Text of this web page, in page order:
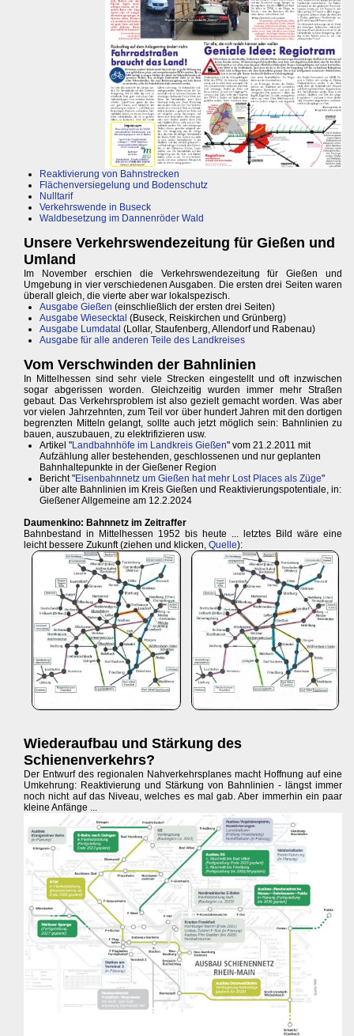
Reaktivierung von Bahnstrecken
Flächenversiegelung und Bodenschutz
Nulltarif
Verkehrswende in Buseck
Waldbesetzung im Dannenröder Wald
Unsere Verkehrswendezeitung für Gießen und
Umland
Im November erschien die Verkehrswendezeitung für Gießen und
Umgebung in vier verschiedenen Ausgaben. Die ersten drei Seiten waren
überall gleich, die vierte aber war lokalspezisch.
Ausgabe Gießen (einschließlich der ersten drei Seiten)
Ausgabe Wiesecktal (Buseck, Reiskirchen und Grünberg)
Ausgabe Lumdatal (Lollar, Staufenberg, Allendorf und Rabenau)
Ausgabe für alle anderen Teile des Landkreises
Vom Verschwinden der Bahnlinien
In Mittelhessen sind sehr viele Strecken eingestellt und oft inzwischen
sogar abgerissen worden. Gleichzeitig wurden immer mehr Straßen
gebaut. Das Verkehrsproblem ist also gezielt gemacht worden. Was aber
vor vielen Jahrzehnten, zum Teil vor über hundert Jahren mit den dortigen
begrenzten Mitteln gelangt, sollte auch jetzt möglich sein: Bahnlinien zu
bauen, auszubauen, zu elektrifizieren usw.
Artikel "Landbahnhöfe im Landkreis Gießen" vom 21.2.2011 mit
Aufzählung aller bestehenden, geschlossenen und nur geplanten
Bahnhaltepunkte in der Gießener Region
Bericht "Eisenbahnnetz um Gießen hat mehr Lost Places als Züge"
über alte Bahnlinien im Kreis Gießen und Reaktivierungspotentiale, in:
Gießener Allgemeine am 12.2.2024
Daumenkino: Bahnnetz im Zeitraffer
Bahnbestand in Mittelhessen 1952 bis heute ... letztes Bild wäre eine
leicht bessere Zukunft (ziehen und klicken, Quelle):
Wiederaufbau und Stärkung des
Schienenverkehrs?
Der Entwurf des regionalen Nahverkehrsplanes macht Hoffnung auf eine
Umkehrung: Reaktivierung und Stärkung von Bahnlinien - längst immer
noch nicht auf das Niveau, welches es mal gab. Aber immerhin ein paar
kleine Anfänge ...